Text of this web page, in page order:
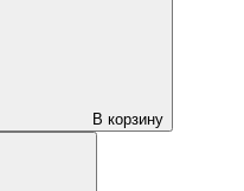
В корзину